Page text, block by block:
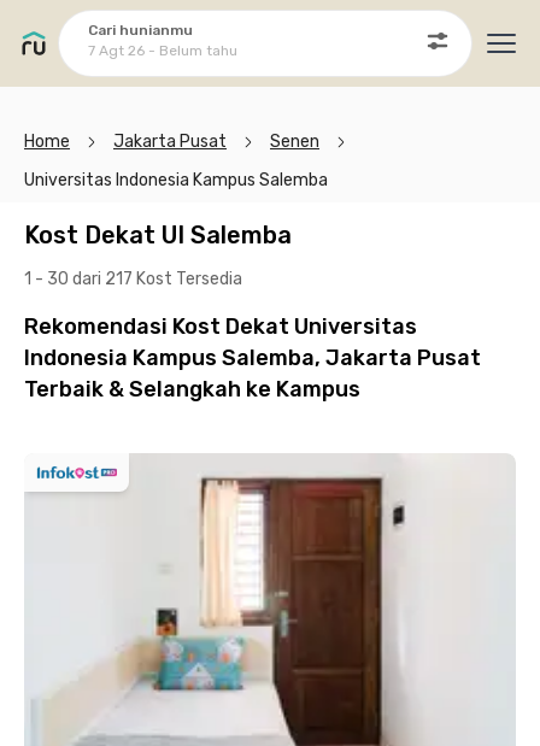
Cari hunianmu
7 Agt 26 - Belum tahu
Home Jakarta Pusat
Senen
Universitas Indonesia Kampus Salemba
Kost Dekat UI Salemba
1 - 30 dari 217 Kost Tersedia
Rekomendasi Kost Dekat Universitas
Indonesia Kampus Salemba, Jakarta Pusat
Terbaik & Selangkah ke Kampus